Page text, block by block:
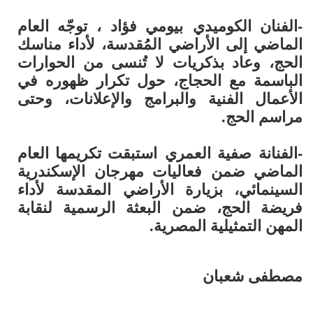
-الفنان الكوميدي بيومي فؤاد، توجّه العام
الماضي إلى الأراضي المُقدسة، لأداء مناسك
الحج، وعاد بذكريات لا تُنسى من الحوارات
الباسمة مع الحجاج، حول تكرار ظهوره في
الأعمال الفنية والبرامج والإعلانات، وحتى
مراسم الحج.
-الفنانة صفية العمرياستبقت تكريمها العام
الماضي ضمن فعاليات مهرجان الإسكندرية
السينمائي، بزيارة الأراضي المقدسة لأداء
فريضة الحج، ضمن البعثة الرسمية لنقابة
المهن التمثيلية المصرية.
مصطفى شعبان